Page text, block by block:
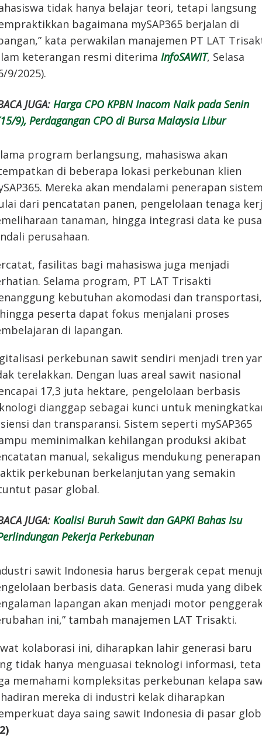
tidak hanya belajar teori, tetapi langsung
bagaimana mySAP365 berjalan di
kata perwakilan manajemen PT LAT
keterangan resmi diterima InfoSAWIT, Selasa
9/2025).
JUGA: Harga CPO KPBN Inacom Naik pada Senin
9), Perdagangan CPO di Bursa Malaysia Libur
program berlangsung, mahasiswa akan
di beberapa lokasi perkebunan klien
Mereka akan mendalami penerapan
dari pencatatan panen, pengelolaan tenaga
tanaman, hingga integrasi data ke
perusahaan.
fasilitas bagi mahasiswa juga menjadi
Selama program, PT LAT Trisakti
kebutuhan akomodasi dan transportasi,
peserta dapat fokus menjalani proses
di lapangan.
perkebunan sawit sendiri menjadi tren
terelakkan. Dengan luas areal sawit nasional
17,3 juta hektare, pengelolaan berbasis
dianggap sebagai kunci untuk
dan transparansi. Sistem seperti mySAP365
meminimalkan kehilangan produksi akibat
manual, sekaligus mendukung penerapan
perkebunan berkelanjutan yang semakin
pasar global.
JUGA: Koalisi Buruh Sawit dan GAPKI Bahas Isu
Pekerja Perkebunan
sawit Indonesia harus bergerak cepat
berbasis data. Generasi muda yang
lapangan akan menjadi motor
ini,” tambah manajemen LAT Trisakti.
kolaborasi ini, diharapkan lahir generasi baru
tidak hanya menguasai teknologi informasi,
memahami kompleksitas perkebunan kelapa
mereka di industri kelak diharapkan
daya saing sawit Indonesia di pasar